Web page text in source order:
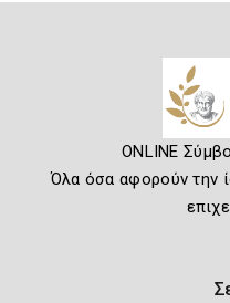
ONLINE
Όλα όσα αφορούν την